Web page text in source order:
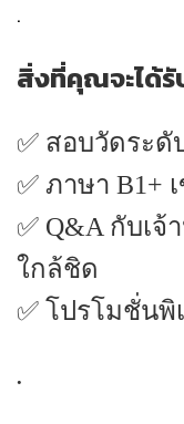
.
สิ่งที่คุณจะได้รั
✅ สอบวัดระ
✅ ภาษา B1+
✅ Q&A กับเ
ใกล้ชิด
✅ โปรโมชั่น
.